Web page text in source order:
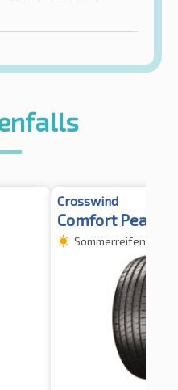
Crosswind
Comfort Peak TL
Sommerreifen